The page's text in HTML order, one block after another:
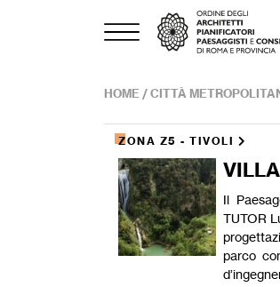
HOME /CITTÀ
ZONA Z5 - TIVOLI
Il
TUTOR
parco